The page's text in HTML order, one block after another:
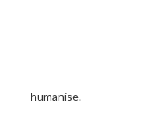
humanise.